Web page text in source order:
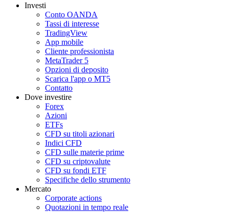
Investi
Conto OANDA
Tassi di interesse
TradingView
App mobile
Cliente professionista
MetaTrader 5
Opzioni di deposito
Scarica l'app o MT5
Contatto
Dove investire
Forex
Azioni
ETFs
CFD su titoli azionari
Indici CFD
CFD sulle materie prime
CFD su criptovalute
CFD su fondi ETF
Specifiche dello strumento
Mercato
Corporate actions
Quotazioni in tempo reale